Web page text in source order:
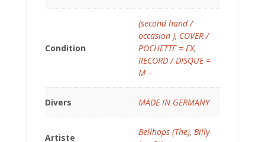
Condition
(second hand /
occasion ), COVER /
POCHETTE = EX,
RECORD / DISQUE =
M –
Divers MADE IN GERMANY
Artiste
Bellhops (The), Billy